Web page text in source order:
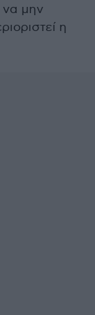
να μην
η